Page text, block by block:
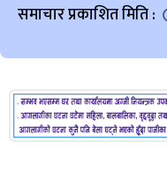
समाचार प्रकाशित मिति :